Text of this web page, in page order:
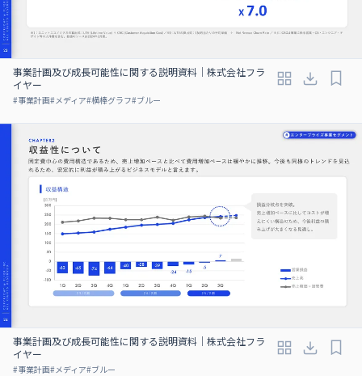
事業計画及び成⻑可能性に関する説明資料｜株式会社フラ
イヤー
#事業計画#メディア#横棒グラフ#ブルー
事業計画及び成⻑可能性に関する説明資料｜株式会社フラ
イヤー
#事業計画#メディア#ブルー